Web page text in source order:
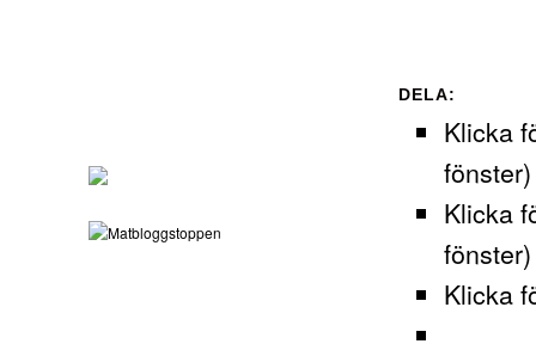
DELA:
Klicka
fönster)
Klicka
fönster)
Klicka